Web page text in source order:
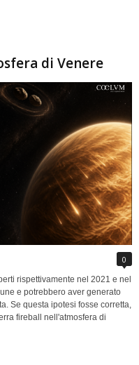
di Venere
0
rispettivamente nel 2021 e nel
e potrebbero aver generato
Se questa ipotesi fosse corretta,
fireball nell'atmosfera di